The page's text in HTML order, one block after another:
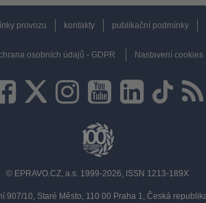
provozu kontakty publikační podmínky
osobních údajů - GDPR Nastavení cookies
© EPRAVO.CZ, a.s. 1999-2026, ISSN 1213-189X
907/10, Staré Město, 110 00 Praha 1, Česká